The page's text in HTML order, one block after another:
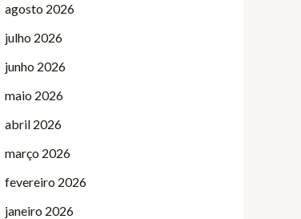
agosto 2026
julho 2026
junho 2026
maio 2026
abril 2026
março 2026
fevereiro 2026
janeiro 2026